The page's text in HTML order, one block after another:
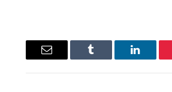
لينكدإن Tumblr
البريد